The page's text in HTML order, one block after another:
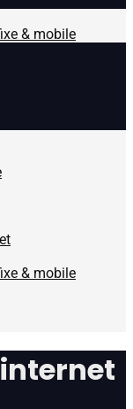
& mobile
& mobile